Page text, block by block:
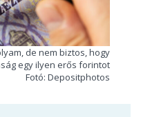
de nem biztos, hogy
egy ilyen erős forintot
Fotó: Depositphotos